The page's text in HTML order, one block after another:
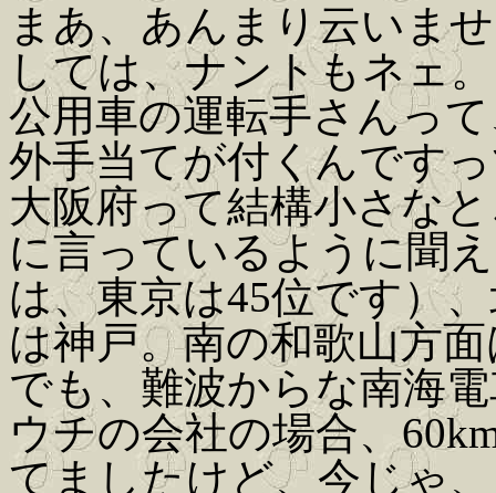
まあ、あんまり云いま
しては、ナントもネェ。
公用車の運転手さんっ
外手当てが付くんです
大阪府って結構小さな
に言っているように聞
は、東京は45位です）
は神戸。南の和歌山方
でも、難波からな南海
ウチの会社の場合、
てましたけど、今じゃ